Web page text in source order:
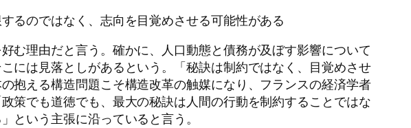
るのではなく、志向を目覚めさせる可能性がある
む理由だと言う。確かに、人口動態と債務が及ぼす影響について
には見落としがあるという。「秘訣は制約ではなく、目覚めさせ
抱える構造問題こそ構造改革の触媒になり、フランスの経済学者
策でも道徳でも、最大の秘訣は人間の行動を制約することではな
という主張に沿っていると言う。